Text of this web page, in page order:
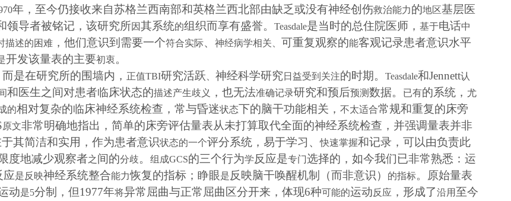
年，至今仍接收来自苏格兰西南部和英格兰西北部由缺乏或没有神经创伤救治能力的地区基层医
领导者被铭记，该研究所因其系统的组织而享有盛誉。 Teasdale是当时的总住院医师， 基于电话中
描述的困难，他们意识到需要一个符合实际、 神经病学相关、 可重复观察的能客观记录患者意识水平
开发该量表的主要初衷。
是在研究所的围墙内， 正值TBI研究活跃 神经科学研究 日益受到关注的时期。 Teasdale和Jennett认
和医生之间对患者临床状态的描述产生歧义 ，也无法准确记录研究和预后预测数据。 已有的系统， 尤
的相对复杂的临床神经系统检查，常与昏迷状态下的脑干功能相关， 不太适合常规和重复的床旁
原文非常明确地指出，简单的床旁评估量表从未打算取代全面的神经系统检查，并强调量表并非
其简洁和实用，作为患者意识状态的一个评分系统，易于学习、快速掌握和记录，可以由负责此
度地减少观察者之间的分歧。 组成GCS的三个行为学反应是专门选择的，如今我们已非常熟悉：运
应是反映神经系统整合能力恢复的指标；睁眼是反映脑干唤醒机制（而非意识） 的指标。原始量表
动是5分制，但1977年将异常屈曲与正常屈曲区分开来， 体现6种可能的运动反应 ，形成了沿用 至今